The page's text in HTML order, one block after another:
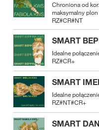
Chroniona od
maksymalny plon
RZ#CR#NT
SMART
Idealne
RZ#CR+
SMART
Idealne
RZ#NT#CR+
SMART